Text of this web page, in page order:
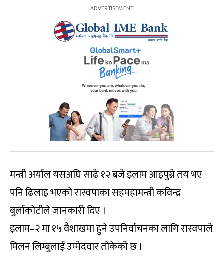
मन्त्री अर्याल यसअघि साढे १२ बजे इलाम आइपुग्ने तय भए
पनि ढिलाइ भएको रास्वपाका सहमहामन्त्री कविन्द्र
बुर्लाकोटीले जानकारी दिए ।
इलाम–२ मा १५ वैशाखमा हुने उपनिर्वाचनका लागि रास्वपाले
मिलन लिम्बुलाई उम्मेदवार तोकेको छ ।